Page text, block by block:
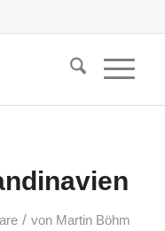
/ von Martin Böhm